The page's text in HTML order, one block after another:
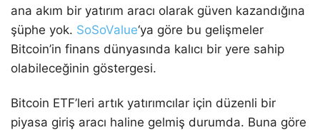
ana akım bir yatırım aracı olarak güven kazandığına
şüphe yok. SoSoValue‘ya göre bu gelişmeler
Bitcoin’in finans dünyasında kalıcı bir yere sahip
olabileceğinin göstergesi.
Bitcoin ETF’leri artık yatırımcılar için düzenli bir
piyasa giriş aracı haline gelmiş durumda. Buna göre